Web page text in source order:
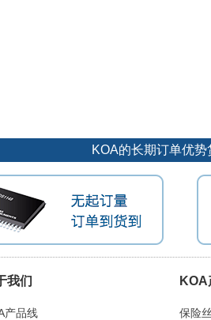
KOA的长期订单优
我们
产品线
KOA
保险丝